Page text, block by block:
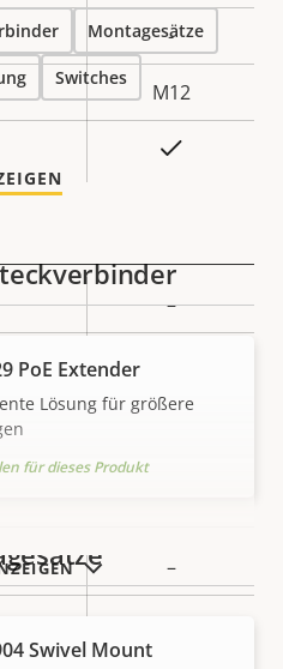
-
M12
Eigentumswert
–
Baseline
–
Eigentumswert
–
Montagesätze
Switches
PoE Extender
Lösung für größere
für dieses Produkt
Swivel Mount